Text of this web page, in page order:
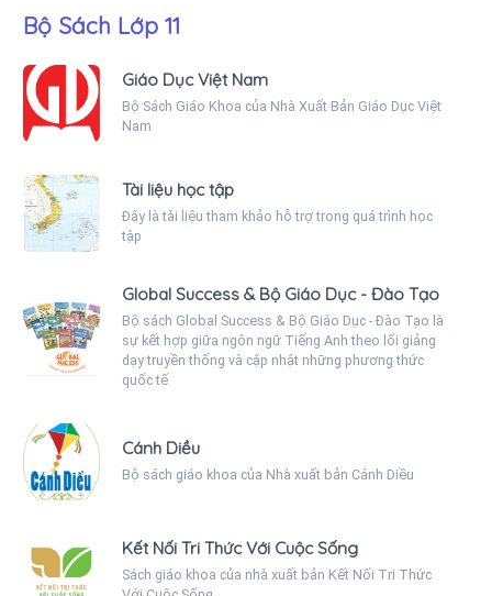
Bộ Sách Lớp 11
Giáo Dục Việt Nam
Bộ Sách Giáo Khoa của Nhà Xuất Bản Giáo Dục Việt
Nam
Tài liệu học tập
Đây là tài liệu tham khảo hỗ trợ trong quá trình học
tập
Global Success & Bộ Giáo Dục - Đào Tạo
Bộ sách Global Success & Bộ Giáo Dục - Đào Tạo là
sự kết hợp giữa ngôn ngữ Tiếng Anh theo lối giảng
dạy truyền thống và cập nhật những phương thức
quốc tế
Cánh Diều
Bộ sách giáo khoa của Nhà xuất bản Cánh Diều
Kết Nối Tri Thức Với Cuộc Sống
Sách giáo khoa của nhà xuất bản Kết Nối Tri Thức